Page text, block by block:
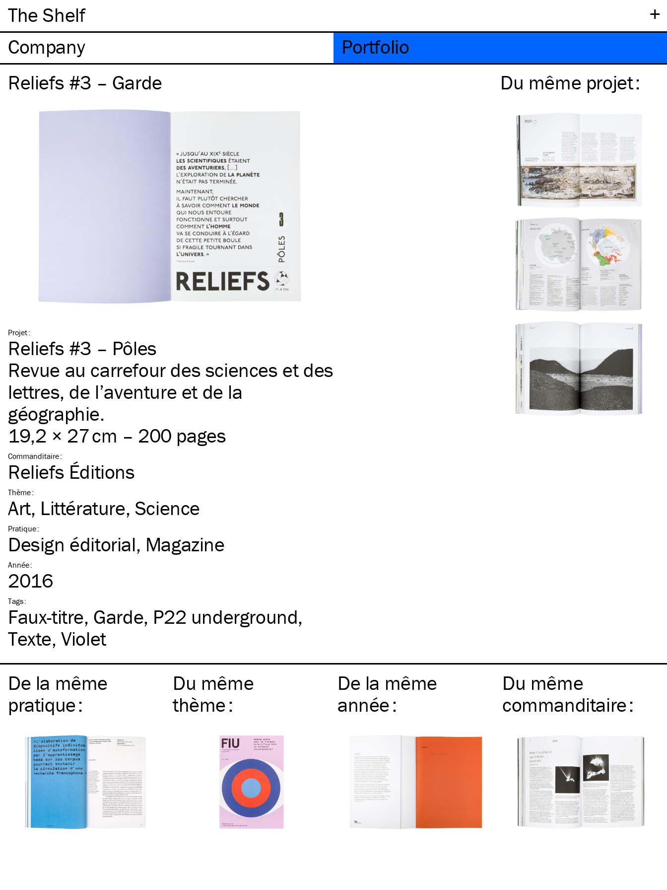
+
The Shelf
Company
Portfolio
Reliefs #3 – Garde
Projet:
Reliefs #3 – Pôles
Revue au carrefour des sciences et des
lettres, de l’aventure et de la
géographie.
19,2 × 27 cm – 200 pages
Commanditaire:
Reliefs Éditions
Thème:
Art Littérature Science
Pratique:
Design éditorial Magazine
Année:
2016
Tags:
Faux-titre Garde P22 underground
Texte Violet
Du même projet:
De la même
pratique:
Du même
thème:
De la même
année:
Du même
commanditaire: